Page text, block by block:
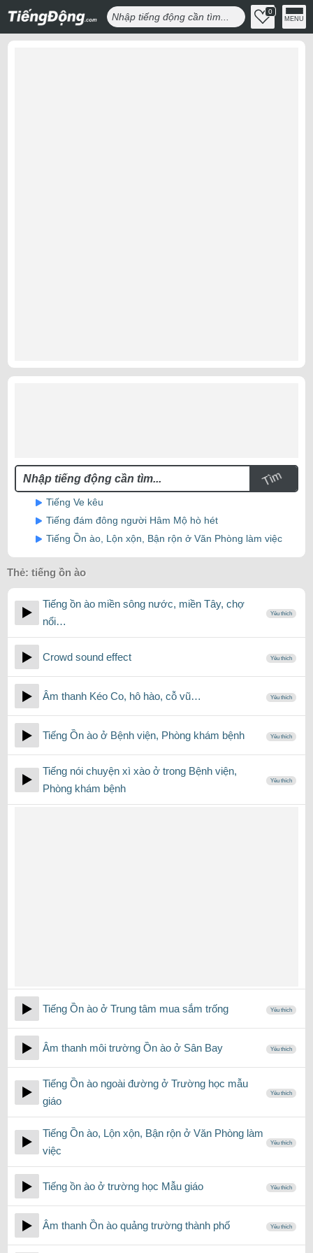
0
MENU
Tìm
Tiếng Ve kêu
Tiếng đám đông người Hâm Mộ hò hét
Tiếng Ồn ào, Lộn xộn, Bận rộn ở Văn Phòng làm việc
Thẻ: tiếng ồn ào
Tiếng ồn ào miền sông nước, miền Tây, chợ
nổi…
Yêu thích
Crowd sound effect Yêu thích
Âm thanh Kéo Co, hô hào, cỗ vũ… Yêu thích
Tiếng Ồn ào ở Bệnh viện, Phòng khám bệnh Yêu thích
Tiếng nói chuyện xì xào ở trong Bệnh viện,
Phòng khám bệnh
Yêu thích
Tiếng Ồn ào ở Trung tâm mua sắm trống Yêu thích
Âm thanh môi trường Ồn ào ở Sân Bay Yêu thích
Tiếng Ồn ào ngoài đường ở Trường học mẫu
giáo
Yêu thích
Tiếng Ồn ào, Lộn xộn, Bận rộn ở Văn Phòng làm
việc
Yêu thích
Tiếng ồn ào ở trường học Mẫu giáo Yêu thích
Âm thanh Ồn ào quảng trường thành phố Yêu thích